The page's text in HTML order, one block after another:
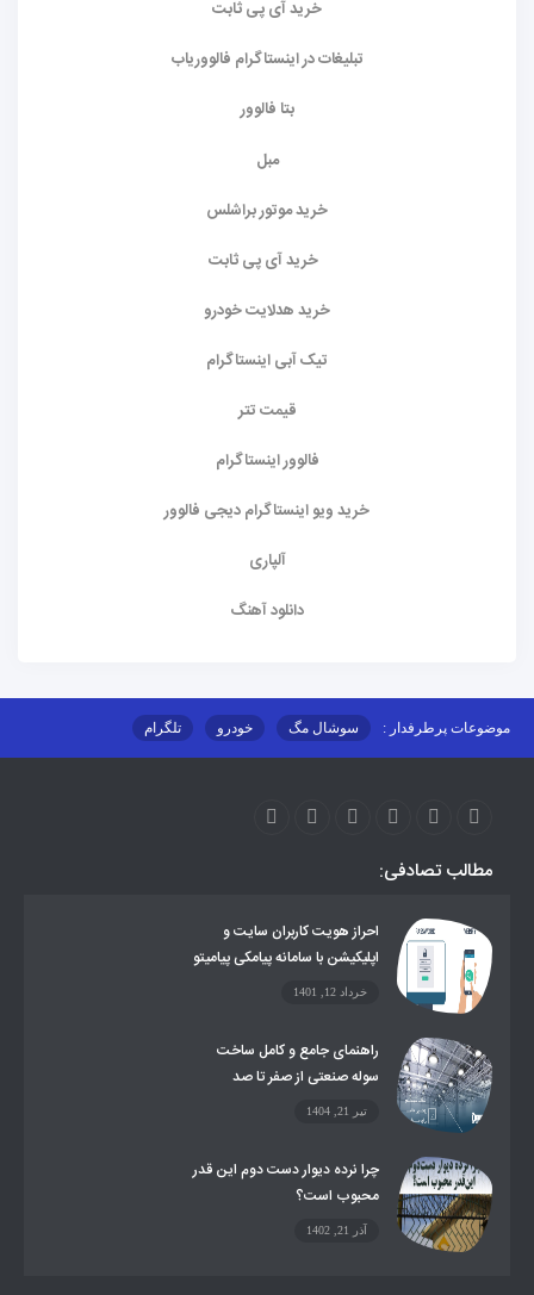
خرید آی پی ثابت
تبلیغات در اینستاگرام فالووریاب
بتا فالوور
مبل
خرید موتور براشلس
خرید آی پی ثابت
خرید هدلایت خودرو
تیک آبی اینستاگرام
قیمت تتر
فالوور اینستاگرام
خرید ویو اینستاگرام دیجی فالوور
آلپاری
دانلود آهنگ
موضوعات پرطرفدار : سوشال مگ خودرو تلگرام
مطالب تصادفی:
احراز هویت کاربران سایت و
اپلیکیشن با سامانه پیامکی پیامیتو
خرداد 12, 1401
راهنمای جامع و کامل ساخت
سوله صنعتی از صفر تا صد
تیر 21, 1404
چرا نرده دیوار دست دوم این قدر
محبوب است؟
آذر 21, 1402